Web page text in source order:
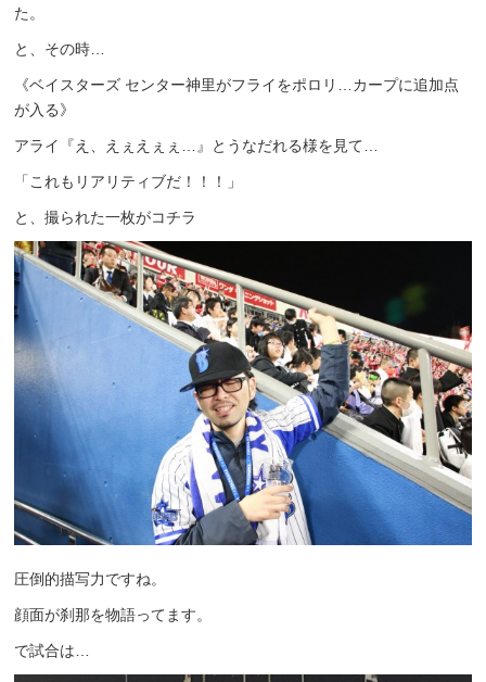
た。
と、その時…
《ベイスターズ センター神里がフライをポロリ…カープに追加点
が入る》
アライ『え、えぇえぇぇ…』とうなだれる様を見て…
「これもリアリティブだ！！！」
と、撮られた一枚がコチラ
圧倒的描写力ですね。
顔面が刹那を物語ってます。
で試合は…